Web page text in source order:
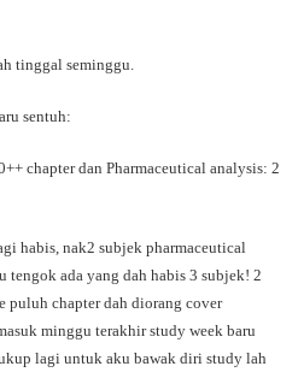
tinggal seminggu.
sentuh:
chapter dan Pharmaceutical analysis: 2
habis, nak2 subjek pharmaceutical
tengok ada yang dah habis 3 subjek! 2
puluh chapter dah diorang cover
minggu terakhir study week baru
lagi untuk aku bawak diri study lah